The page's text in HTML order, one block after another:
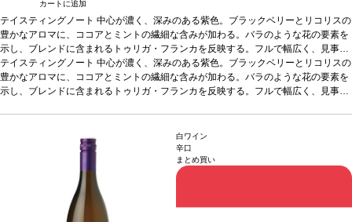
カートに追加
テイスティングノート 中心が濃く、深みのある紫色。ブラックベリーとリコリスの
豊かなアロマに、ココアとミントの繊細な含みが加わる。バラのような花の要素を
示し、ブレンドに含まれるトゥリガ・フランカを反映する。フルで幅広く、見事に
凝縮と力強さがあり、滑らかな組成が支え、上質な胡椒のようなタンニンの軸があ
る。長くスパイシーな後味は、ダウズのトレードマークであるドライなエッジを伴
う。合う料理濃厚なチーズ、チョコレートのデザート、赤や黒果実のチーズケー
*本ヴィンテージが在庫切れの場合、在庫があり
価格が同様の場合は自動的に次のヴィンテージに変更されますのでご了承くださ
テイスティングノート 中心が濃く、深みのある紫色。ブラックベリーとリコリスの
豊かなアロマに、ココアとミントの繊細な含みが加わる。バラのような花の要素を
示し、ブレンドに含まれるトゥリガ・フランカを反映する。フルで幅広く、見事に
濃厚なチーズ、チョコレートのデザート、赤や黒果実のチーズケー
葡萄品種
トゥリガ・ナシオナル、トゥリガ・フランカ、ティン
タ・バロッカ、ティンタ・ロリス、ティンタ・アマレラなど、ドウロ・ヴァレーの
伝統的な黒ぶどう品種のブレンド
*本ヴィンテージが在庫切れの場合、在庫があり
価格が同様の場合は自動的に次のヴィンテージに変更されますのでご了承くださ
白ワイン
辛口
まとめ買い